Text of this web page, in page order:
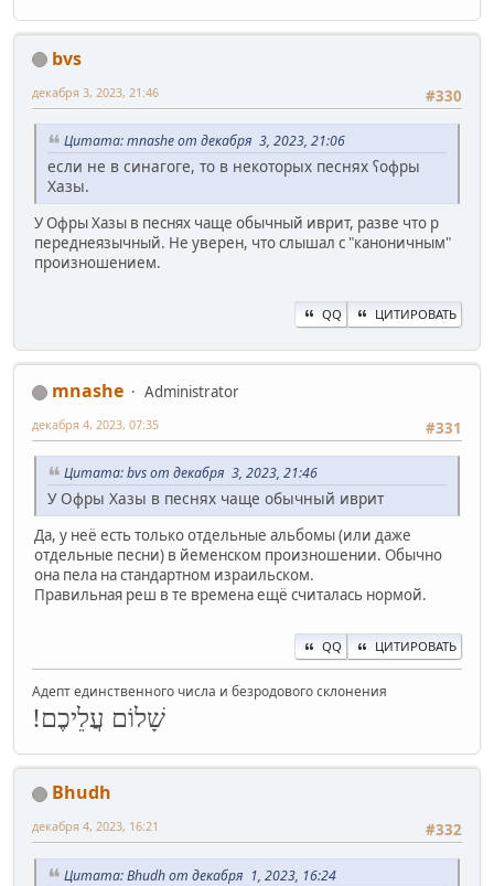
bvs
#330
декабря 3, 2023, 21:46
Цитата: mnashe от декабря 3, 2023, 21:06
если не в синагоге, то в некоторых песнях ʕофры
Хазы.
У Офры Хазы в песнях чаще обычный иврит, разве что р
переднеязычный. Не уверен, что слышал с "каноничным"
произношением.
QQ ЦИТИРОВАТЬ
mnashe
Administrator
#331
декабря 4, 2023, 07:35
Цитата: bvs от декабря 3, 2023, 21:46
У Офры Хазы в песнях чаще обычный иврит
Да, у неё есть только отдельные альбомы (или даже
отдельные песни) в йеменском произношении. Обычно
она пела на стандартном израильском.
Правильная реш в те времена ещё считалась нормой.
QQ ЦИТИРОВАТЬ
Адепт единственного числа и безродового склонения
שָׁלוֹם עֲלֵיכֶם!
Bhudh
#332
декабря 4, 2023, 16:21
Цитата: Bhudh от декабря 1, 2023, 16:24